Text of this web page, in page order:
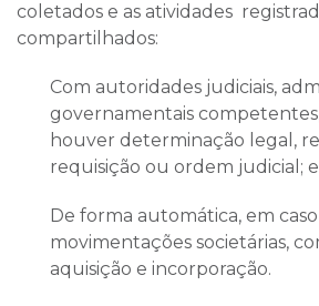
coletados e as atividades
compartilhados:
Com autoridades judiciais,
governamentais
houver determinação legal,
requisição ou ordem judicial; e
De forma automática, em
movimentações societárias,
aquisição e incorporação.